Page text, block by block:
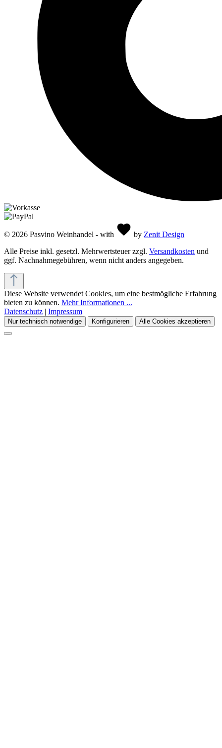
© 2026 Pasvino Weinhandel - with by Zenit Design
Alle Preise inkl. gesetzl. Mehrwertsteuer zzgl. Versandkosten und
ggf. Nachnahmegebühren, wenn nicht anders angegeben.
Diese Website verwendet Cookies, um eine bestmögliche Erfahrung
bieten zu können. Mehr Informationen ...
Datenschutz | Impressum
Nur technisch notwendige Konfigurieren Alle Cookies akzeptieren